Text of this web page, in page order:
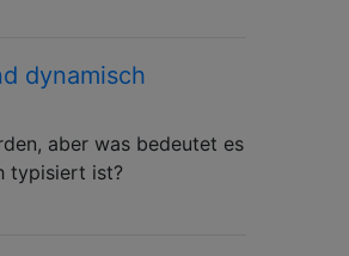
dynamisch
aber was bedeutet es
typisiert ist?